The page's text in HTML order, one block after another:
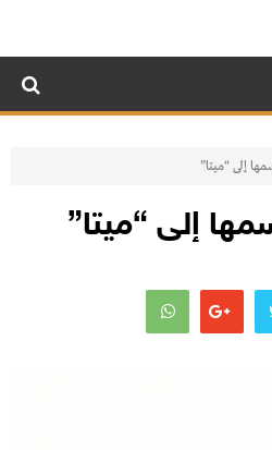
إلى “ميتا”
إلى “ميتا”